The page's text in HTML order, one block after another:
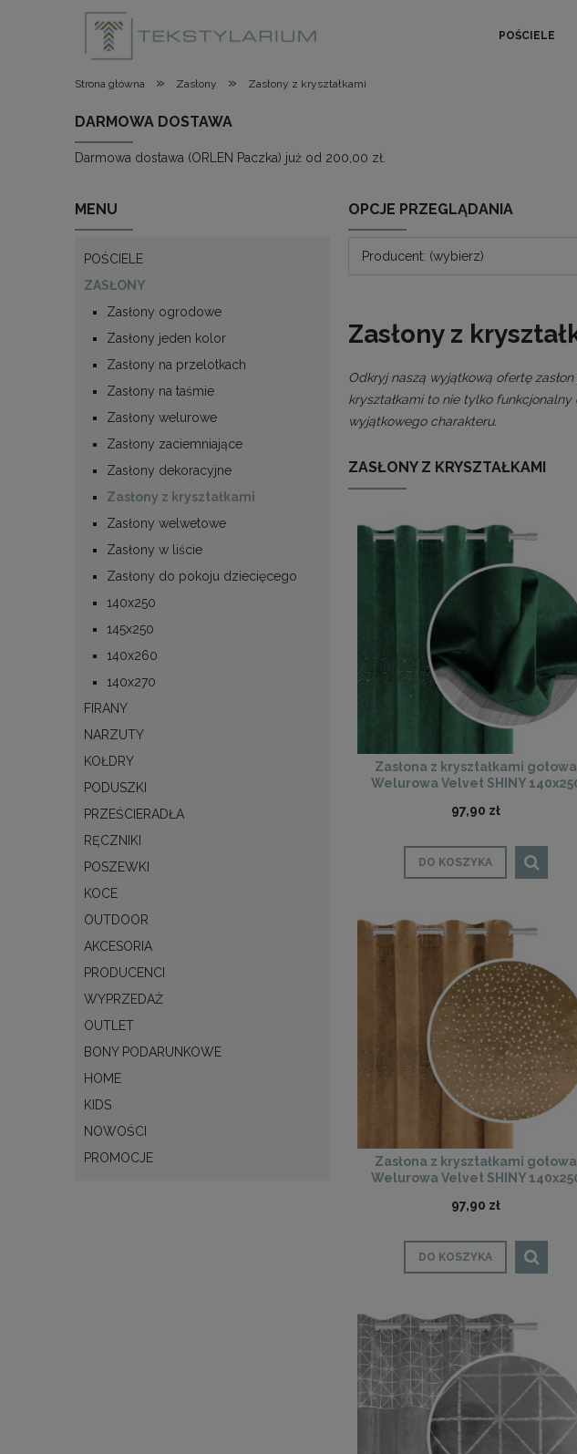
POŚCIELE
Strona główna » Zasłony » Zasłony z kryształkami
DARMOWA DOSTAWA
Darmowa dostawa (ORLEN Paczka) już od 200,00 zł.
MENU
POŚCIELE
ZASŁONY
Zasłony ogrodowe
Zasłony jeden kolor
Zasłony na przelotkach
Zasłony na taśmie
Zasłony welurowe
Zasłony zaciemniające
Zasłony dekoracyjne
Zasłony z kryształkami
Zasłony welwetowe
Zasłony w liście
Zasłony do pokoju dziecięcego
140x250
145x250
140x260
140x270
FIRANY
NARZUTY
KOŁDRY
PODUSZKI
PRZEŚCIERADŁA
RĘCZNIKI
POSZEWKI
KOCE
OUTDOOR
AKCESORIA
PRODUCENCI
WYPRZEDAŻ
OUTLET
BONY PODARUNKOWE
HOME
KIDS
NOWOŚCI
PROMOCJE
OPCJE PRZEGLĄDANIA
Producent: (wybierz)
Zasłony z
Odkryj naszą wyjątkową ofertę
kryształkami to nie tylko
wyjątkowego charakteru.
ZASŁONY Z KRYSZTAŁKAMI
Zasłona z kryształkami gotowa
Welurowa Velvet SHINY
97,90 zł
DO KOSZYKA
Zasłona z kryształkami gotowa
Welurowa Velvet SHINY
97,90 zł
DO KOSZYKA